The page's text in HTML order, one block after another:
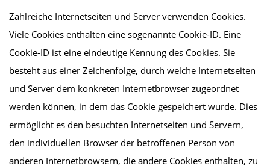
Zahlreiche Internetseiten und Server verwenden Cookies.
Viele Cookies enthalten eine sogenannte Cookie-ID. Eine
Cookie-ID ist eine eindeutige Kennung des Cookies. Sie
besteht aus einer Zeichenfolge, durch welche Internetseiten
und Server dem konkreten Internetbrowser zugeordnet
werden können, in dem das Cookie gespeichert wurde. Dies
ermöglicht es den besuchten Internetseiten und Servern,
den individuellen Browser der betroffenen Person von
anderen Internetbrowsern, die andere Cookies enthalten, zu